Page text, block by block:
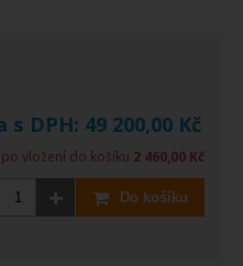
s DPH: 49 200,00 Kč
vložení do košíku 2 460,00 Kč
+ Do košíku